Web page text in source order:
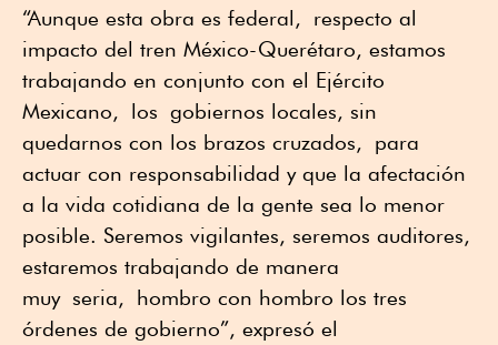
“Aunque esta obra es federal, respecto al
impacto del tren México-Querétaro, estamos
trabajando en conjunto con el Ejército
Mexicano, los gobiernos locales, sin
quedarnos con los brazos cruzados, para
actuar con responsabilidad y que la afectación
a la vida cotidiana de la gente sea lo menor
posible. Seremos vigilantes, seremos auditores,
estaremos trabajando de manera
muy seria, hombro con hombro los tres
órdenes de gobierno”, expresó el